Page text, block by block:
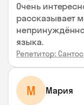
Очень
рассказывает
языка.
Репетитор: Сантос
М Мария